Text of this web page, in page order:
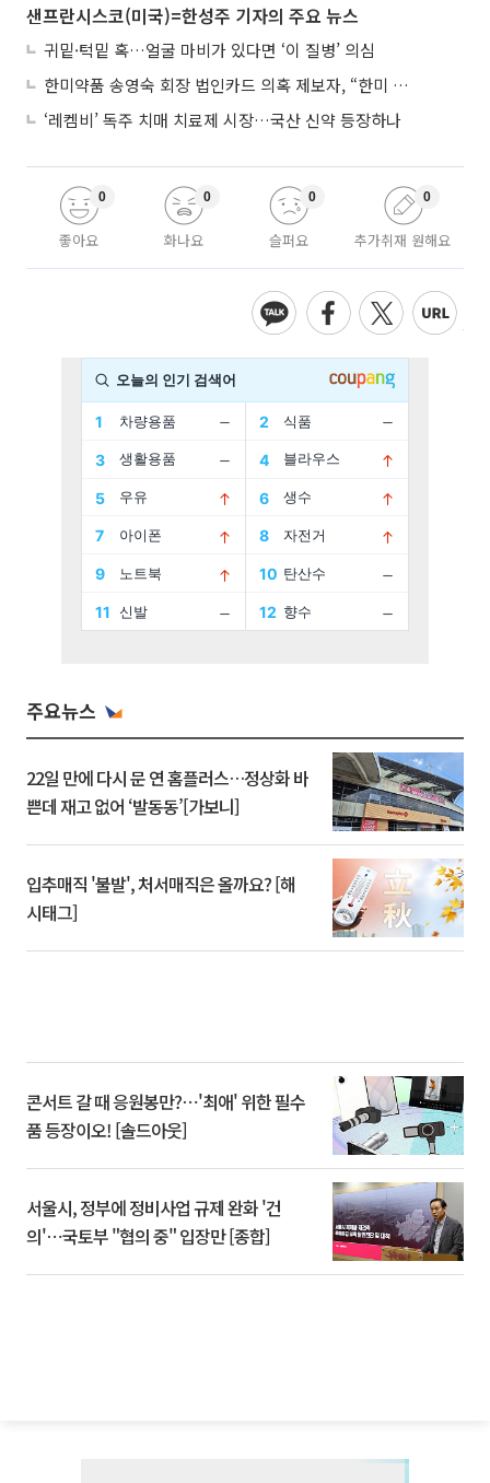
샌프란시스코(미국)=한성주 기자의 주요 뉴스
귀밑·턱밑 혹…얼굴 마비가 있다면 ‘이 질병’ 의심
한미약품 송영숙 회장 법인카드 의혹 제보자, “한미 잘 되기 바라는 마음”
‘레켐비’ 독주 치매 치료제 시장…국산 신약 등장하나
좋아요
0
화나요
0
슬퍼요
0
추가취재 원해요
0
주요뉴스
22일 만에 다시 문 연 홈플러스…정상화 바
쁜데 재고 없어 ‘발동동’[가보니]
입추매직 '불발', 처서매직은 올까요? [해
시태그]
콘서트 갈 때 응원봉만?⋯'최애' 위한 필수
품 등장이오! [솔드아웃]
서울시, 정부에 정비사업 규제 완화 '건
의'⋯국토부 "협의 중" 입장만 [종합]